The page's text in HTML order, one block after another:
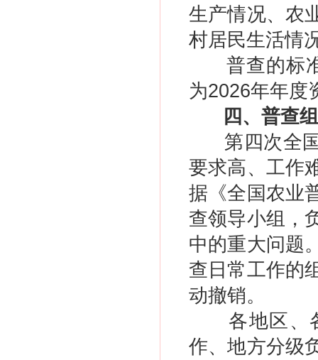
生产情况、农
村居民生活情
普查的标
为2026年年度
四、普查
第四次全
要求高、工作
据《全国农业
查领导小组，
中的重大问题
查日常工作的
动撤销。
各地区、
作、地方分级